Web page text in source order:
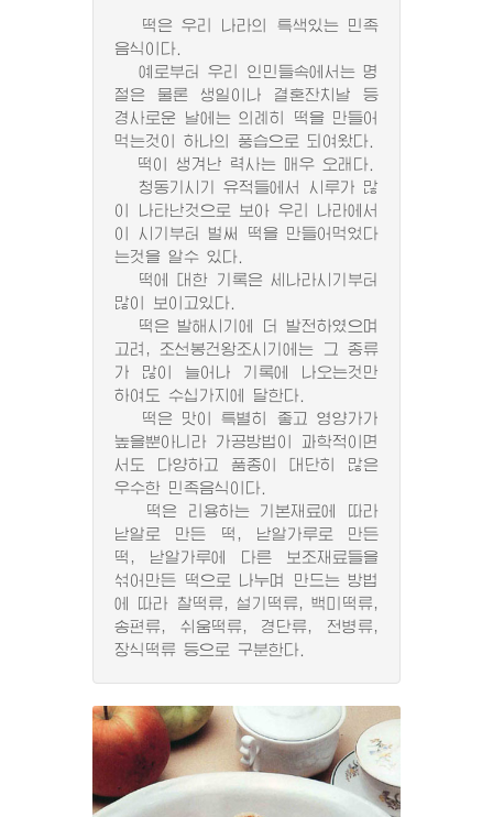
떡은 우리 나라의 특색있는 민족
음식이다.
예로부터 우리 인민들속에서는 명
절은 물론 생일이나 결혼잔치날 등
경사로운 날에는 의례히 떡을 만들어
먹는것이 하나의 풍습으로 되여왔다.
떡이 생겨난 력사는 매우 오래다.
청동기시기 유적들에서 시루가 많
이 나타난것으로 보아 우리 나라에서
이 시기부터 벌써 떡을 만들어먹었다
는것을 알수 있다.
떡에 대한 기록은 세나라시기부터
많이 보이고있다.
떡은 발해시기에 더 발전하였으며
고려, 조선봉건왕조시기에는 그 종류
가 많이 늘어나 기록에 나오는것만
하여도 수십가지에 달한다.
떡은 맛이 특별히 좋고 영양가가
높을뿐아니라 가공방법이 과학적이면
서도 다양하고 품종이 대단히 많은
우수한 민족음식이다.
떡은 리용하는 기본재료에 따라
낟알로 만든 떡, 낟알가루로 만든
떡, 낟알가루에 다른 보조재료들을
섞어만든 떡으로 나누며 만드는 방법
에 따라 찰떡류, 설기떡류, 백미떡류,
송편류, 쉬움떡류, 경단류, 전병류,
장식떡류 등으로 구분한다.